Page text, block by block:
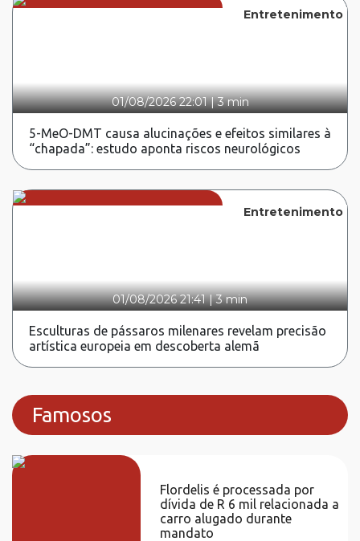
Entretenimento
01/08/2026 22:01|3 min
5-MeO-DMT causa alucinações e efeitos similares à
“chapada”: estudo aponta riscos neurológicos
Entretenimento
01/08/2026 21:41|3 min
Esculturas de pássaros milenares revelam precisão
artística europeia em descoberta alemã
Famosos
Flordelis é processada por
dívida de R 6 mil relacionada a
carro alugado durante
mandato